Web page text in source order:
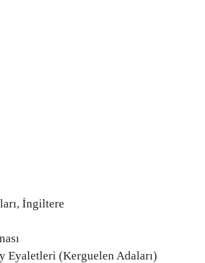
İngiltere
Eyaletleri (Kerguelen Adaları)